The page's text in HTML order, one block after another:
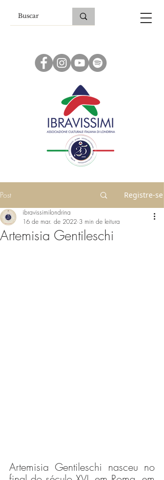
Post Registre-se
Artemisia Gentileschi
ibravissimilondrina
16 de mar. de 2022 3 min de leitura
Artemisia Gentileschi nasceu no